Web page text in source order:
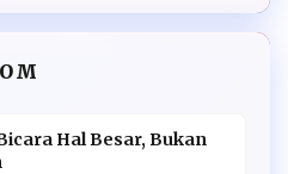
Hal Besar, Bukan